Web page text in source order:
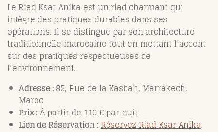
Le Riad Ksar Anika est un riad charmant qui
intègre des pratiques durables dans ses
opérations. Il se distingue par son architecture
traditionnelle marocaine tout en mettant l’accent
sur des pratiques respectueuses de
l’environnement.
Adresse : 85, Rue de la Kasbah, Marrakech,
Maroc
Prix :À partir de 110 € par nuit
Lien de Réservation :Réservez Riad Ksar Anika